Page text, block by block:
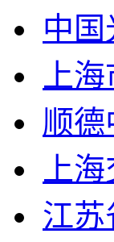
中国
上
顺
上
江苏